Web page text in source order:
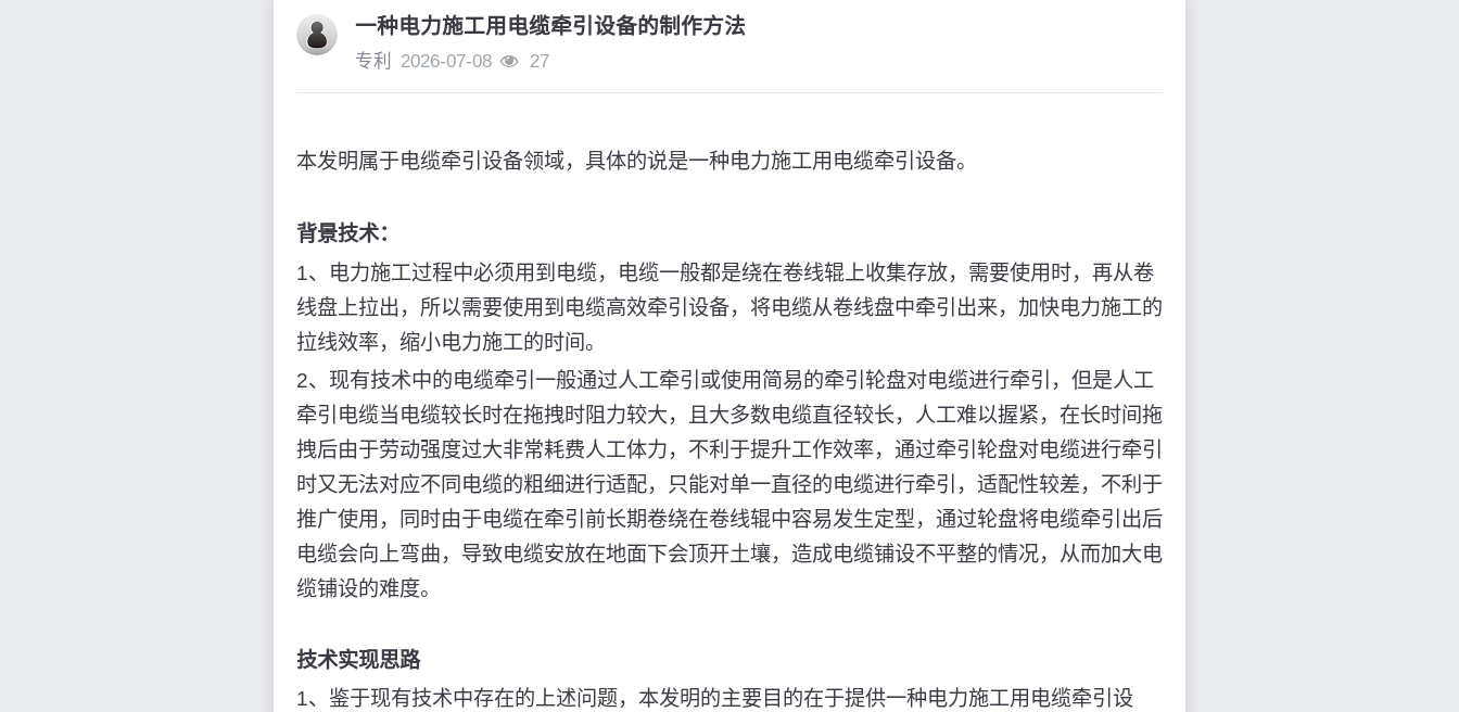
一种电力施工用电缆牵引设备的制作方法
专利 2026-07-08 27
本发明属于电缆牵引设备领域，具体的说是一种电力施工用电缆牵引设备。
背景技术：
1、电力施工过程中必须用到电缆，电缆一般都是绕在卷线辊上收集存放，需要使用时，再从卷
线盘上拉出，所以需要使用到电缆高效牵引设备，将电缆从卷线盘中牵引出来，加快电力施工的
拉线效率，缩小电力施工的时间。
2、现有技术中的电缆牵引一般通过人工牵引或使用简易的牵引轮盘对电缆进行牵引，但是人工
牵引电缆当电缆较长时在拖拽时阻力较大，且大多数电缆直径较长，人工难以握紧，在长时间拖
拽后由于劳动强度过大非常耗费人工体力，不利于提升工作效率，通过牵引轮盘对电缆进行牵引
时又无法对应不同电缆的粗细进行适配，只能对单一直径的电缆进行牵引，适配性较差，不利于
推广使用，同时由于电缆在牵引前长期卷绕在卷线辊中容易发生定型，通过轮盘将电缆牵引出后
电缆会向上弯曲，导致电缆安放在地面下会顶开土壤，造成电缆铺设不平整的情况，从而加大电
缆铺设的难度。
技术实现思路
1、鉴于现有技术中存在的上述问题，本发明的主要目的在于提供一种电力施工用电缆牵引设